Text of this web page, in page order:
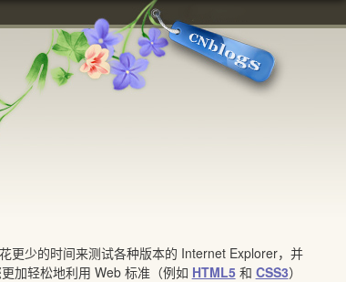
少的时间来测试各种版本的 Internet Explorer，并
加轻松地利用 Web 标准（例如 HTML5和 CSS3）